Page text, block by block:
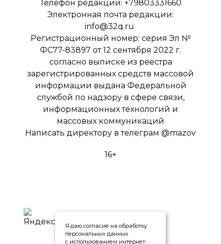
Телефон редакции: +79803331660
Электронная почта редакции:
info@32q.ru
Регистрационный номер: серия Эл №
ФС77-83897 от 12 сентября 2022 г.
согласно выписке из реестра
зарегистрированных средств массовой
информации выдана Федеральной
службой по надзору в сфере связи,
информационных технологий и
массовых коммуникаций
Написать директору в телеграм @mazov
16+
Я даю согласие на обработку
персональных данных
с использованием интернет-